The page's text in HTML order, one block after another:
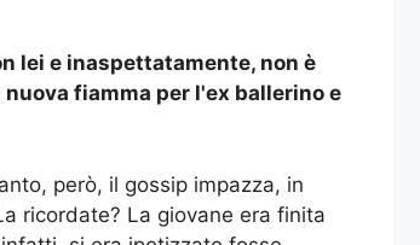
lei e inaspettatamente, non è
fiamma per l'ex ballerino e
però, il gossip impazza, in
ricordate? La giovane era finita